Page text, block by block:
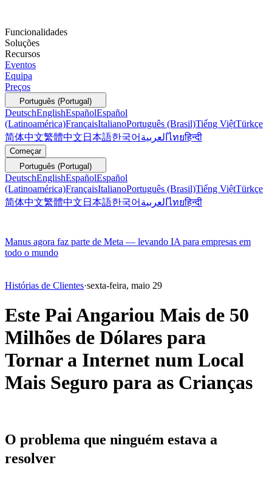
Funcionalidades
Soluções
Recursos
Eventos
Equipa
Preços
Português (Portugal)
DeutschEnglishEspañolEspañol
(Latinoamérica)FrançaisItalianoPortuguês (Brasil)Tiếng ViệtTürkçe
简体中文繁體中文 日本語한국어 العربيةไทยहिन्दी
Começar
Português (Portugal)
DeutschEnglishEspañolEspañol
(Latinoamérica)FrançaisItalianoPortuguês (Brasil)Tiếng ViệtTürkçe
简体中文繁體中文 日本語한국어 العربيةไทยहिन्दी
Manus agora faz parte de Meta — levando IA para empresas em
todo o mundo
Histórias de Clientes·sexta-feira, maio 29
Este Pai Angariou Mais de 50
Milhões de Dólares para
Tornar a Internet num Local
Mais Seguro para as Crianças
O problema que ninguém estava a
resolver